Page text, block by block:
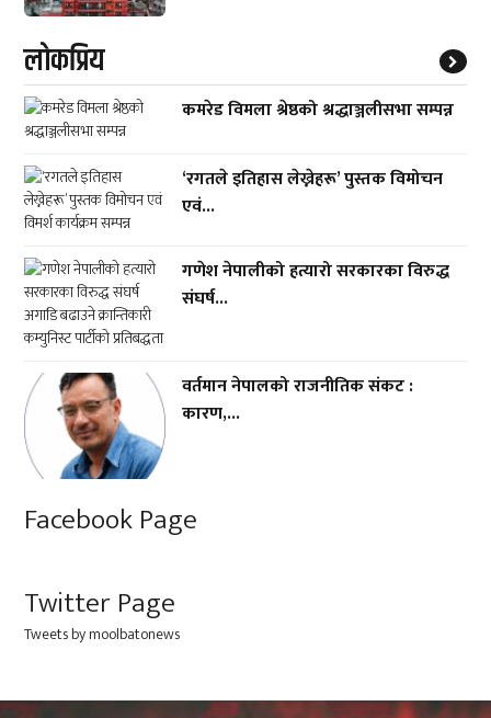
लाेकप्रिय
कमरेड विमला श्रेष्ठको श्रद्धाञ्जलीसभा सम्पन्न
‘रगतले इतिहास लेख्नेहरू’ पुस्तक विमोचन
एवं...
गणेश नेपालीको हत्यारो सरकारका विरुद्ध
संघर्ष...
वर्तमान नेपालको राजनीतिक संकट :
कारण,...
Facebook Page
Twitter Page
Tweets by moolbatonews